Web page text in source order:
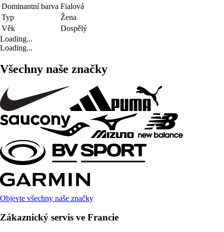
Dominantní barva Fialová
Typ
Žena
Věk
Dospělý
Loading...
Loading...
Všechny naše značky
Objevte všechny naše značky
Zákaznický servis ve Francie